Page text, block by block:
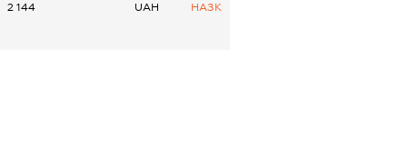
2 144 UAH НАЗК